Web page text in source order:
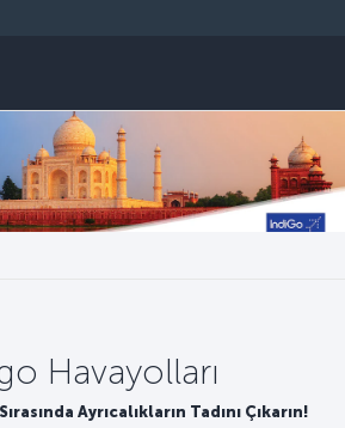
Havayolları
Ayrıcalıkların Tadını Çıkarın!